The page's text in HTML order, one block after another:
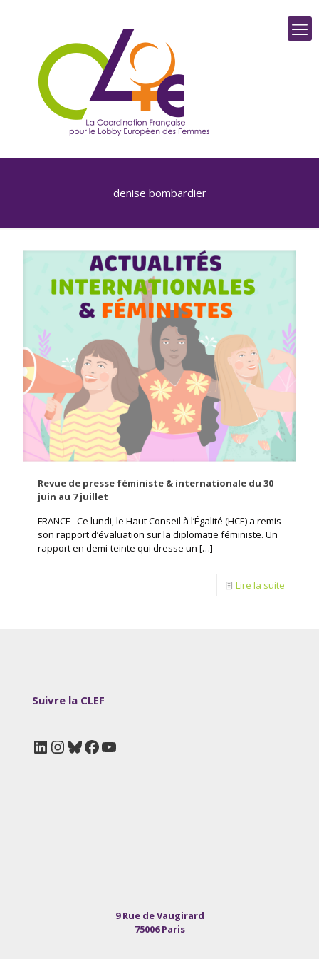
denise bombardier
Revue de presse féministe & internationale du 30
juin au 7 juillet
FRANCE Ce lundi, le Haut Conseil à l’Égalité (HCE) a remis
son rapport d’évaluation sur la diplomatie féministe. Un
rapport en demi-teinte qui dresse un […]
Lire la suite
Suivre la CLEF
LinkedIn
Instagram
Bluesky
Facebook
YouTube
9 Rue de Vaugirard
75006 Paris